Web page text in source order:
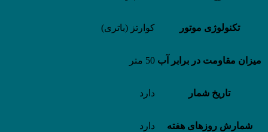
تکنولوژی موتور کوارتز (باتری)
میزان مقاومت در برابر آب 50 متر
تاریخ شمار دارد
شمارش روزهای هفته دارد